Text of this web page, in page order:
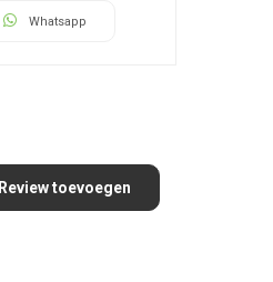
Whatsapp
Review toevoegen